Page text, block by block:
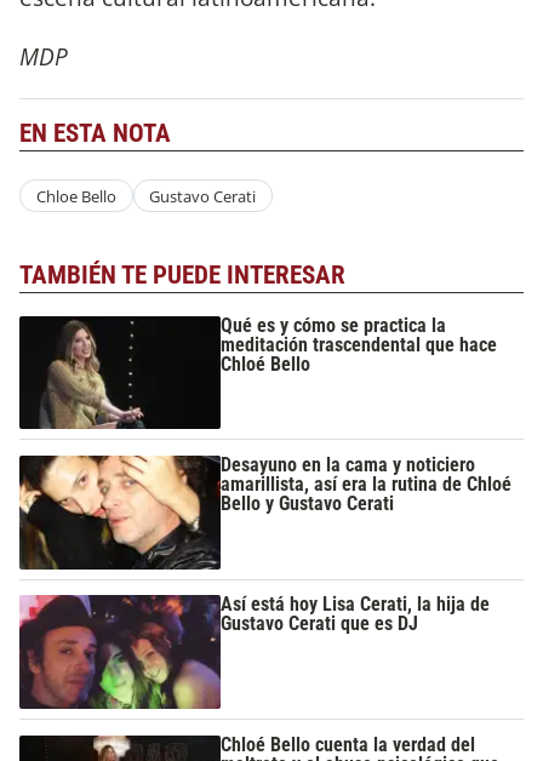
MDP
EN ESTA NOTA
Chloe Bello Gustavo Cerati
TAMBIÉN TE PUEDE INTERESAR
Qué es y cómo se practica la
meditación trascendental que hace
Chloé Bello
Desayuno en la cama y noticiero
amarillista, así era la rutina de Chloé
Bello y Gustavo Cerati
Así está hoy Lisa Cerati, la hija de
Gustavo Cerati que es DJ
Chloé Bello cuenta la verdad del